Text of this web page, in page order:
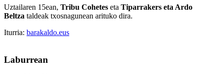
Uztailaren 15ean, Tribu Cohetes eta Tiparrakers eta Ardo
Beltza taldeak txosnagunean arituko dira.
Iturria: barakaldo.eus
Laburrean